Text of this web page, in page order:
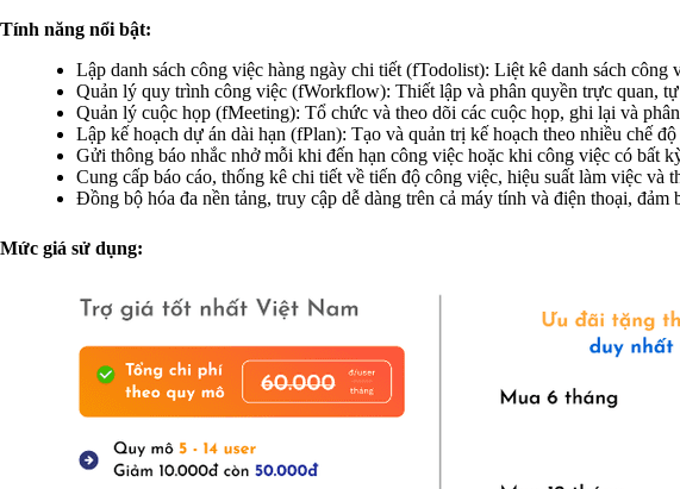
Tính năng nổi bật:
Lập danh sách công việc hàng ngày chi tiết (fTodolist): Liệt kê danh sách
Quản lý quy trình công việc (fWorkflow): Thiết lập và phân quyền trực quan,
Quản lý cuộc họp (fMeeting): Tổ chức và theo dõi các cuộc họp, ghi lại và
Lập kế hoạch dự án dài hạn (fPlan): Tạo và quản trị kế hoạch theo nhiều chế
Gửi thông báo nhắc nhở mỗi khi đến hạn công việc hoặc khi công việc có bất
Cung cấp báo cáo, thống kê chi tiết về tiến độ công việc, hiệu suất làm việc và
Đồng bộ hóa đa nền tảng, truy cập dễ dàng trên cả máy tính và điện thoại,
Mức giá sử dụng: